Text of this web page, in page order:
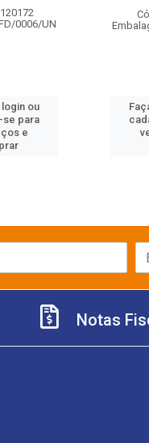
0006/UN
login ou
se para
e
Notas